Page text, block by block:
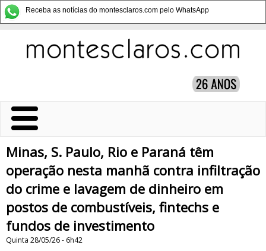
Receba as notícias do montesclaros.com pelo WhatsApp
Minas, S. Paulo, Rio e Paraná têm
operação nesta manhã contra infiltração
do crime e lavagem de dinheiro em
postos de combustíveis, fintechs e
fundos de investimento
Quinta 28/05/26 - 6h42